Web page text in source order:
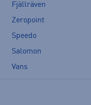
Fjällräven
Zeropoint
Speedo
Salomon
Vans